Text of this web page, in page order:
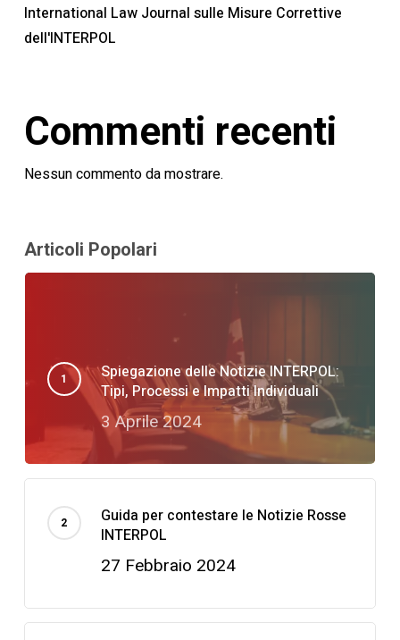
International Law Journal sulle Misure Correttive
dell'INTERPOL
Commenti recenti
Nessun commento da mostrare.
Articoli Popolari
Spiegazione delle Notizie INTERPOL:
Tipi, Processi e Impatti Individuali
3 Aprile 2024
Guida per contestare le Notizie Rosse
INTERPOL
27 Febbraio 2024